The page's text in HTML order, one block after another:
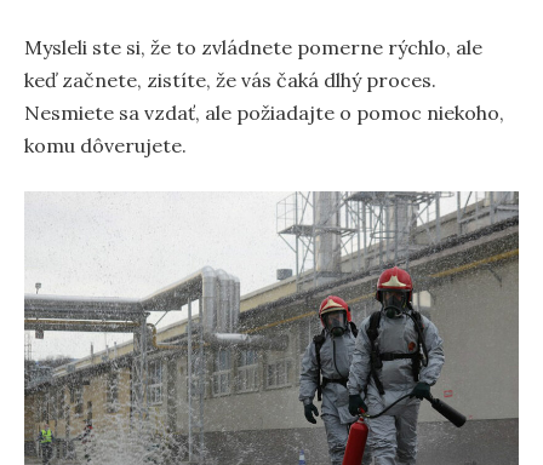
Mysleli ste si, že to zvládnete pomerne rýchlo, ale
keď začnete, zistíte, že vás čaká dlhý proces.
Nesmiete sa vzdať, ale požiadajte o pomoc niekoho,
komu dôverujete.